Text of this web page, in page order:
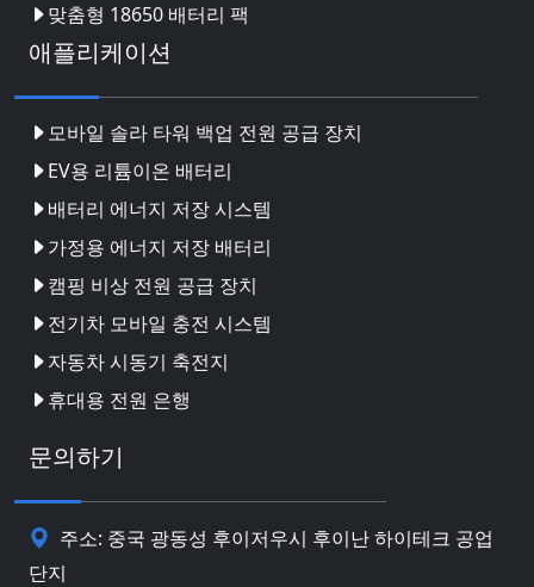
맞춤형 18650 배터리 팩
애플리케이션
모바일 솔라 타워 백업 전원 공급 장치
EV용 리튬이온 배터리
배터리 에너지 저장 시스템
가정용 에너지 저장 배터리
캠핑 비상 전원 공급 장치
전기차 모바일 충전 시스템
자동차 시동기 축전지
휴대용 전원 은행
문의하기
주소: 중국 광동성 후이저우시 후이난 하이테크 공업
단지